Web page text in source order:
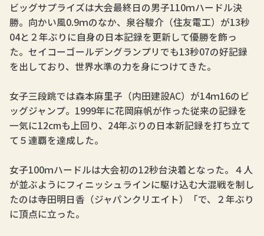
ビッグサプライズは大会最終日の男子110ｍハードル決
勝。向かい風0.9ｍのなか、泉谷駿介（住友電工）が13秒
04と２年ぶりに自身の日本記録を更新して優勝を飾っ
た。セイコーゴールデングランプリでも13秒07の好記録
を出しており、世界水準の力を身につけてきた。
女子三段跳では森本麻里子（内田建設AC）が14ｍ16のビ
ッグジャンプ。1999年に花岡麻帆が作った従来の記録を
一気に12cmも上回り、24年ぶりの日本新記録を打ち立て
て５連覇を達成した。
女子100ｍハードルは大会初の12秒台決着となった。４人
が並ぶようにフィニッシュラインに駆け込む大混戦を制し
たのは寺田明日香（ジャパンクリエイト）「で、２年ぶり
に頂点に立った。